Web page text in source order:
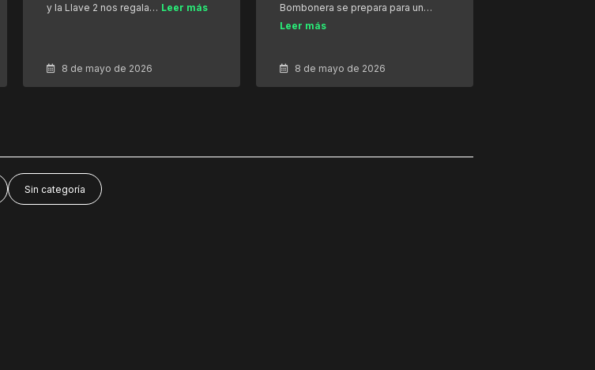
y la Llave 2 nos regala… Leer más
8 de mayo de 2026
Bombonera se prepara para un…
Leer más
8 de mayo de 2026
Sin categoría